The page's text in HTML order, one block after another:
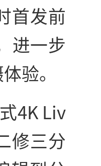
首发前
进一步
验。
4K Liv
修三分